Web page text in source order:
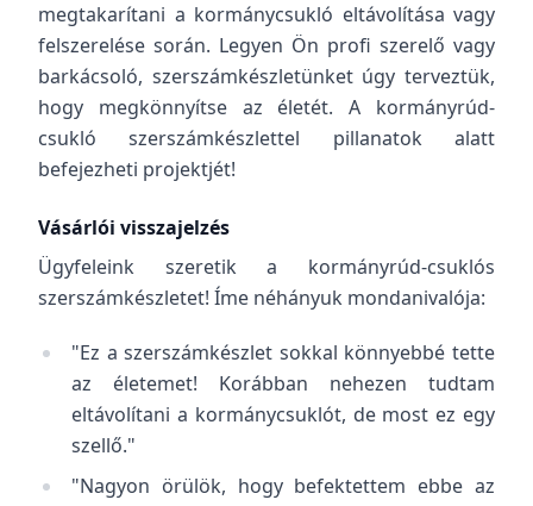
megtakarítani a kormánycsukló eltávolítása vagy
felszerelése során. Legyen Ön profi szerelő vagy
barkácsoló, szerszámkészletünket úgy terveztük,
hogy megkönnyítse az életét. A kormányrúd-
csukló szerszámkészlettel pillanatok alatt
befejezheti projektjét!
Vásárlói visszajelzés
Ügyfeleink szeretik a kormányrúd-csuklós
szerszámkészletet! Íme néhányuk mondanivalója:
"Ez a szerszámkészlet sokkal könnyebbé tette
az életemet! Korábban nehezen tudtam
eltávolítani a kormánycsuklót, de most ez egy
szellő."
"Nagyon örülök, hogy befektettem ebbe az